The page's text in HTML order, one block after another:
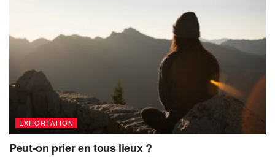
EXHORTATION
Peut-on prier en tous lieux ?